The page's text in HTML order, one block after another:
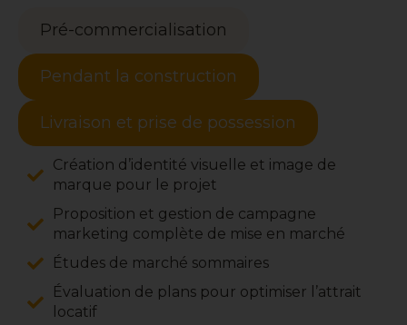
Pré-commercialisation
Pendant la construction
Livraison et prise de possession
Création d’identité visuelle et image de
marque pour le projet
Proposition et gestion de campagne
marketing complète de mise en marché
Études de marché sommaires
Évaluation de plans pour optimiser l’attrait
locatif